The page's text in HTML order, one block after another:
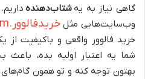
گاهی نیاز به یه شتاب‌دهنده
وب‌سایت‌هایی مثلخريدفالوور.com
خرید فالوور واقعی و باکیفیت از
شما یه اعتبار اولیه بده، باعث
بهتون توجه کنه و تو همون